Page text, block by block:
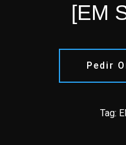
[EM
Pedir
Tag: